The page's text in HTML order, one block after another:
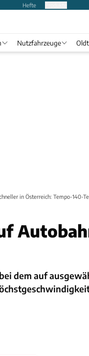
Hefte
Nutzfahrzeuge
in Österreich: Tempo-140-
dem auf